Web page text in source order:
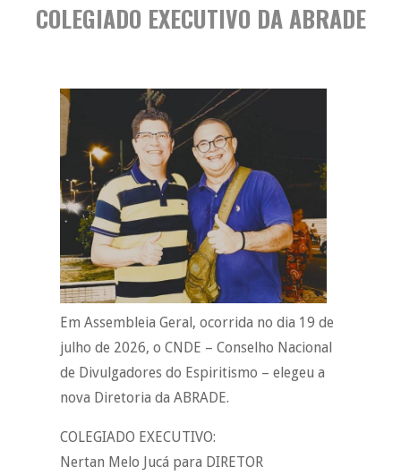
COLEGIADO EXECUTIVO DA ABRADE
Em Assembleia Geral, ocorrida no dia 19 de
julho de 2026, o CNDE – Conselho Nacional
de Divulgadores do Espiritismo – elegeu a
nova Diretoria da ABRADE.
COLEGIADO EXECUTIVO:
Nertan Melo Jucá para DIRETOR